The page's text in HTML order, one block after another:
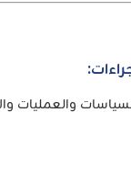
والعمليات